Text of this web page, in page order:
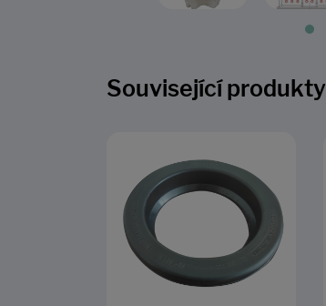
Související produkty